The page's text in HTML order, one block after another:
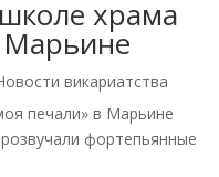
храма
викариатства
печали» в Марьине
фортепьянные